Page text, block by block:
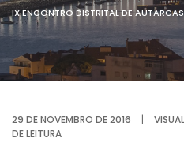
IX ENCONTRO DISTRITAL DE
29 DE NOVEMBRO DE 2016 |
DE LEITURA